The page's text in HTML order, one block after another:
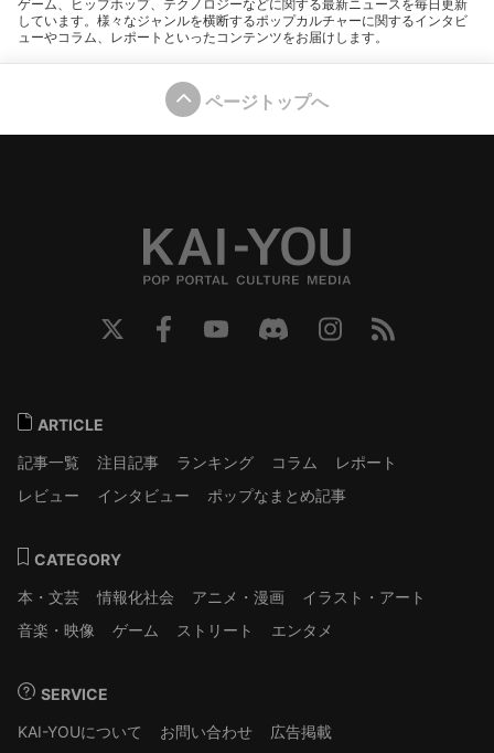
ゲーム、ヒップホップ、テクノロジーなどに関する最新ニュースを毎日更新
しています。様々なジャンルを横断するポップカルチャーに関するインタビ
ューやコラム、レポートといったコンテンツをお届けします。
ページトップへ
ARTICLE
記事一覧
注目記事 ランキング コラム
レポート
レビュー
インタビュー ポップなまとめ記事
CATEGORY
本・文芸
情報化社会 アニメ・漫画
イラスト・アート
音楽・映像
ゲーム ストリート エンタメ
SERVICE
KAI-YOUについて
お問い合わせ 広告掲載